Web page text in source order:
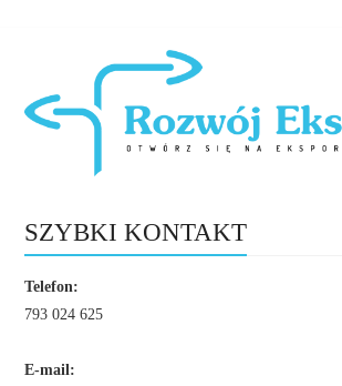
SZYBKI KONTAKT
Telefon:
793 024 625
E-mail: